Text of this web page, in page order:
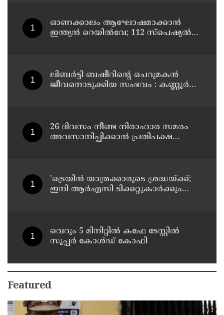
ഓണക്കാലം ആഘോഷമാക്കാൻ
ഇന്ത്യൻ റെയിൽവേ; 112 സ്പെഷ്യൽ
ലിബർട്ടി ബഷീറിന്റെ ചെറുമകൻ
ജീവനൊടുക്കിയ സംഭവം : കണ്ണൂർ
പരാതിയുമായിബന്ധുക്കൾ
26 ദിവസം നീണ്ട നിരാഹാര സമരം
അവസാനിപ്പിക്കാൻ പ്രതിപക്ഷ
'ട്രെയിൻ യാത്രക്കാരുടെ ശ്രദ്ധയ്ക്ക്‌;
ഇനി ആർഎസി ടിക്കറ്റുകാർക്കും
വെറും 5 മിനിറ്റിൽ കഫേ ടേസ്റ്റിൽ
സൂപ്പർ കോൾഡ് കോഫി
Featured